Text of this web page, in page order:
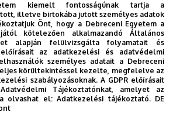
hálózatok oktatási segédlet
2011 (html jegyzet)
Alapfogalmak. Fizikai réteg.
réteg. Hálózati réteg. IP
Szállítási réteg.
réteg.
kiemelt fontosságúnak tartja a
illetve birtokába jutott személyes adatok
Önt, hogy a Debreceni Egyetem a
kötelezően alkalmazandó Általános
alapján felülvizsgálta folyamatait és
az adatkezelési és adatvédelmi
személyes adatait a Debreceni
körültekintéssel kezelte, megfelelve az
szabályozásoknak. A GDPR előírásait
Tájékoztatónkat, amelyet az
olvashat el:Adatkezelési tájékoztató. DE